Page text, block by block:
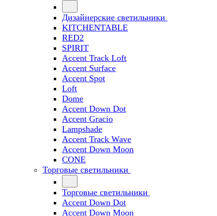
Дизайнерские светильники
KITCHENTABLE
RED2
SPIRIT
Accent Track Loft
Accent Surface
Accent Spot
Loft
Dome
Accent Down Dot
Accent Gracio
Lampshade
Accent Track Wave
Accent Down Moon
CONE
Торговые светильники
Торговые светильники
Accent Down Dot
Accent Down Moon